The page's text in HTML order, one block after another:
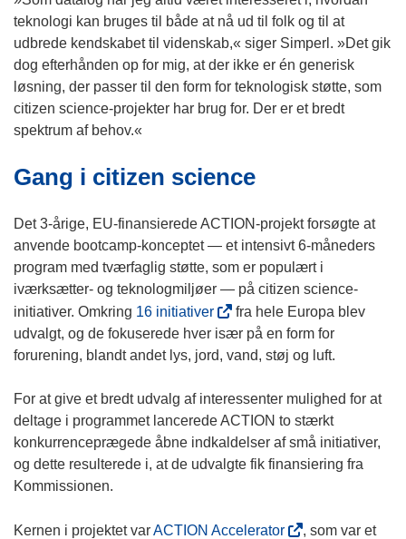
d
o
w
)
n
d
o
w
)
teknologi kan bruges til både at nå ud til folk og til at
udbrede kendskabet til videnskab,« siger Simperl. »Det gik
dog efterhånden op for mig, at der ikke er én generisk
løsning, der passer til den form for teknologisk støtte, som
citizen science-projekter har brug for. Der er et bredt
spektrum af behov.«
Gang i citizen science
Det 3-årige, EU-finansierede ACTION-projekt forsøgte at
anvende bootcamp-konceptet — et intensivt 6-måneders
program med tværfaglig støtte, som er populært i
iværksætter- og teknologmiljøer — på citizen science-
initiativer. Omkring 16 initiativer(
o
p
n
s
i
n
w
fra hele Europa blev
udvalgt, og de fokuserede hver især på en form for
forurening, blandt andet lys, jord, vand, støj og luft.
For at give et bredt udvalg af interessenter mulighed for at
deltage i programmet lancerede ACTION to stærkt
konkurrenceprægede åbne indkaldelser af små initiativer,
og dette resulterede i, at de udvalgte fik finansiering fra
Kommissionen.
Kernen i projektet varACTION Accelerator(
, som var et